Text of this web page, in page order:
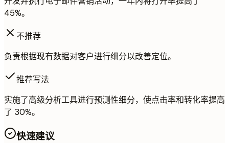
45%。
不推荐
负责根据现有数据对客户进行细分以改善定位。
推荐写法
实施了高级分析工具进行预测性细分，使点击率和转化率提高
了 30%。
快速建议